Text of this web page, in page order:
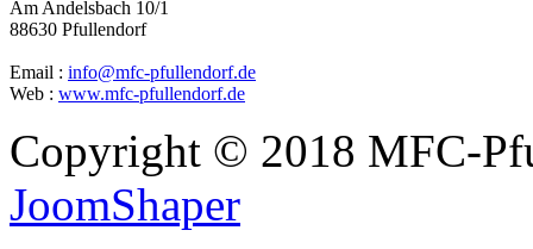
Am Andelsbach 10/1
88630 Pfullendorf
Email : info@mfc-pfullendorf.de
Web : www.mfc-pfullendorf.de
Copyright © 2018 MFC-
JoomShaper